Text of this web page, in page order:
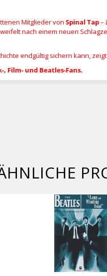
Mitglieder von Spinal Tap–
nach einem neuen
endgültig sichern kann,
Film- und Beatles-Fans.